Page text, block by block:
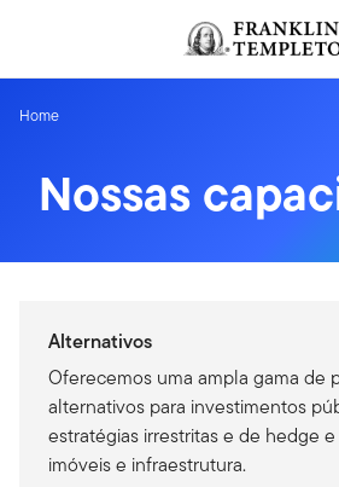
Home
Nossas
Alternativos
Oferecemos uma ampla gama de
alternativos para investimentos
estratégias irrestritas e de hedge
imóveis e infraestrutura.